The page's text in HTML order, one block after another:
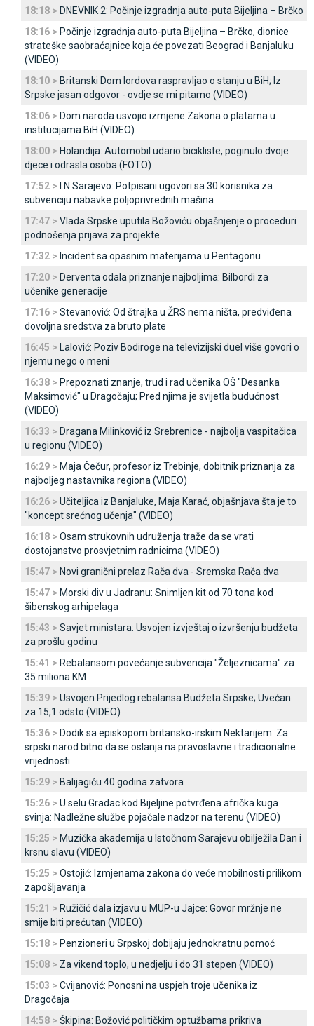
18:18 > DNEVNIK 2: Počinje izgradnja auto-puta Bijeljina – Brčko
18:16 > Počinje izgradnja auto-puta Bijeljina – Brčko, dionice
strateške saobraćajnice koja će povezati Beograd i Banjaluku
(VIDEO)
18:10 > Britanski Dom lordova raspravljao o stanju u BiH; Iz
Srpske jasan odgovor - ovdje se mi pitamo (VIDEO)
18:06 > Dom naroda usvojio izmjene Zakona o platama u
institucijama BiH (VIDEO)
18:00 > Holandija: Automobil udario bicikliste, poginulo dvoje
djece i odrasla osoba (FOTO)
17:52 >
I.N.Sarajevo: Potpisani ugovori sa 30 korisnika za
subvenciju nabavke poljoprivrednih mašina
17:47 > Vlada Srpske uputila Božoviću objašnjenje o proceduri
podnošenja prijava za projekte
17:32 > Incident sa opasnim materijama u Pentagonu
17:20 > Derventa odala priznanje najboljima: Bilbordi za
učenike generacije
17:16 > Stevanović: Od štrajka u ŽRS nema ništa, predviđena
dovoljna sredstva za bruto plate
16:45 > Lalović: Poziv Bodiroge na televizijski duel više govori o
njemu nego o meni
16:38 > Prepoznati znanje, trud i rad učenika OŠ "Desanka
Maksimović" u Dragočaju; Pred njima je svijetla budućnost
(VIDEO)
16:33 > Dragana Milinković iz Srebrenice - najbolja vaspitačica
u regionu (VIDEO)
16:29 > Maja Čečur, profesor iz Trebinje, dobitnik priznanja za
najboljeg nastavnika regiona (VIDEO)
16:26 > Učiteljica iz Banjaluke, Maja Karać, objašnjava šta je to
"koncept srećnog učenja" (VIDEO)
16:18 > Osam strukovnih udruženja traže da se vrati
dostojanstvo prosvjetnim radnicima (VIDEO)
15:47 > Novi granični prelaz Rača dva - Sremska Rača dva
15:47 > Morski div u Јadranu: Snimljen kit od 70 tona kod
šibenskog arhipelaga
15:43 > Savjet ministara: Usvojen izvještaj o izvršenju budžeta
za prošlu godinu
15:41 > Rebalansom povećanje subvencija "Željeznicama" za
35 miliona KM
15:39 > Usvojen Prijedlog rebalansa Budžeta Srpske; Uvećan
za 15,1 odsto (VIDEO)
15:36 > Dodik sa episkopom britansko-irskim Nektarijem: Za
srpski narod bitno da se oslanja na pravoslavne i tradicionalne
vrijednosti
15:29 > Balijagiću 40 godina zatvora
15:26 > U selu Gradac kod Bijeljine potvrđena afrička kuga
svinja: Nadležne službe pojačale nadzor na terenu (VIDEO)
15:25 > Muzička akademija u Istočnom Sarajevu obilježila Dan i
krsnu slavu (VIDEO)
15:25 > Ostojić: Izmjenama zakona do veće mobilnosti prilikom
zapošljavanja
15:21 > Ružičić dala izjavu u MUP-u Јajce: Govor mržnje ne
smije biti prećutan (VIDEO)
15:18 > Penzioneri u Srpskoj dobijaju jednokratnu pomoć
15:08 > Za vikend toplo, u nedjelju i do 31 stepen (VIDEO)
15:03 > Cvijanović: Ponosni na uspjeh troje učenika iz
Dragočaja
14:58 > Škipina: Božović političkim optužbama prikriva